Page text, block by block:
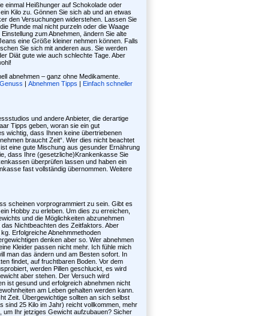
einmal Heißhunger auf Schokolade oder
Kilo zu. Gönnen Sie sich ab und an etwas
den Versuchungen widerstehen. Lassen Sie
Pfunde mal nicht purzeln oder die Waage
zum Abnehmen, ändern Sie alte
eine Größe kleiner nehmen können. Falls
Sie sich mit anderen aus. Sie werden
Diät gute wie auch schlechte Tage. Aber
abnehmen – ganz ohne Medikamente.
| Abnehmen Tipps | Einfach schneller
und andere Anbieter, die derartige
Tipps geben, woran sie ein gut
wichtig, dass Ihnen keine übertriebenen
braucht Zeit“. Wer dies nicht beachtet
eine gute Mischung aus gesunder Ernährung
dass Ihre (gesetzliche)Krankenkasse Sie
überprüfen lassen und haben ein
fast vollständig übernommen. Weitere
scheinen vorprogrammiert zu sein. Gibt es
Hobby zu erleben. Um dies zu erreichen,
und die Möglichkeiten abzunehmen
Nichtbeachten des Zeitfaktors. Aber
Erfolgreiche Abnehmmethoden
denken aber so. Wer abnehmen
Kleider passen nicht mehr. Ich fühle mich
man das ändern und am Besten sofort. In
findet, auf fruchtbaren Boden. Vor dem
werden Pillen geschluckt, es wird
aber stehen. Der Versuch wird
ist gesund und erfolgreich abnehmen nicht
am Leben gehalten werden kann.
Zeit. Übergewichtige sollten an sich selbst
sind 25 Kilo im Jahr) reicht vollkommen, mehr
um Ihr jetziges Gewicht aufzubauen? Sicher